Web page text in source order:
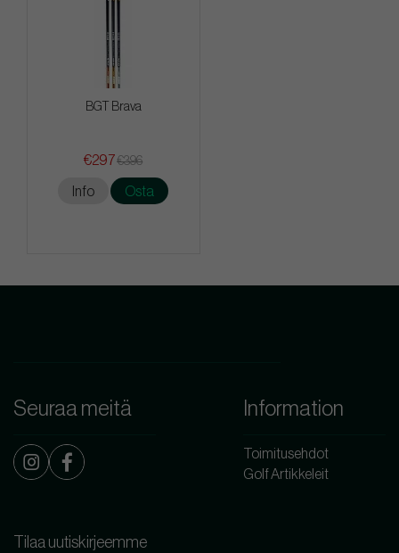
BGT Brava
€297€396
Info Osta
Seuraa meitä Information
Toimitusehdot
Golf Artikkeleit
Tilaa uutiskirjeemme